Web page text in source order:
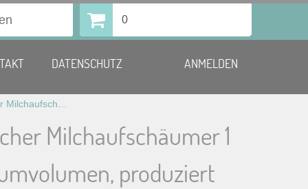
0
DATENSCHUTZ ANMELDEN
Milchaufschäumer 1
produziert